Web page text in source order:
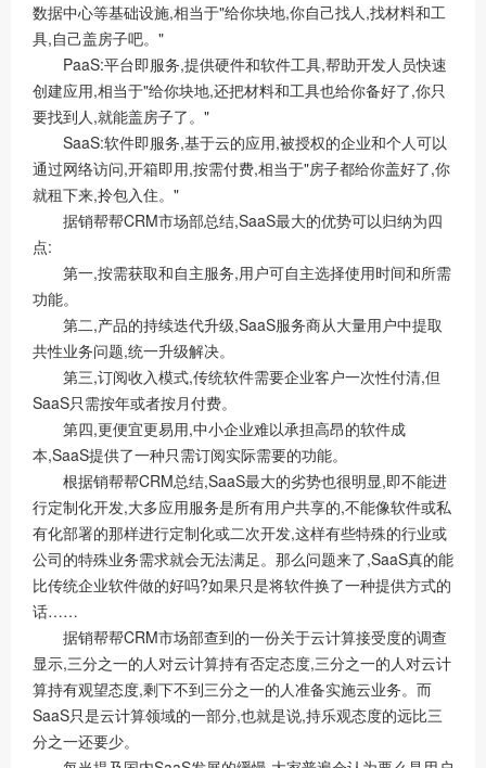
数据中心等基础设施,相当于"给你块地,你自己找人,找材料和工
具,自己盖房子吧。"
PaaS:平台即服务,提供硬件和软件工具,帮助开发人员快速
创建应用,相当于"给你块地,还把材料和工具也给你备好了,你只
要找到人,就能盖房子了。"
SaaS:软件即服务,基于云的应用,被授权的企业和个人可以
通过网络访问,开箱即用,按需付费,相当于"房子都给你盖好了,你
就租下来,拎包入住。"
据销帮帮CRM市场部总结,SaaS最大的优势可以归纳为四
点:
第一,按需获取和自主服务,用户可自主选择使用时间和所需
功能。
第二,产品的持续迭代升级,SaaS服务商从大量用户中提取
共性业务问题,统一升级解决。
第三,订阅收入模式,传统软件需要企业客户一次性付清,但
SaaS只需按年或者按月付费。
第四,更便宜更易用,中小企业难以承担高昂的软件成
本,SaaS提供了一种只需订阅实际需要的功能。
根据销帮帮CRM总结,SaaS最大的劣势也很明显,即不能进
行定制化开发,大多应用服务是所有用户共享的,不能像软件或私
有化部署的那样进行定制化或二次开发,这样有些特殊的行业或
公司的特殊业务需求就会无法满足。那么问题来了,SaaS真的能
比传统企业软件做的好吗?如果只是将软件换了一种提供方式的
话……
据销帮帮CRM市场部查到的一份关于云计算接受度的调查
显示,三分之一的人对云计算持有否定态度,三分之一的人对云计
算持有观望态度,剩下不到三分之一的人准备实施云业务。而
SaaS只是云计算领域的一部分,也就是说,持乐观态度的远比三
分之一还要少。